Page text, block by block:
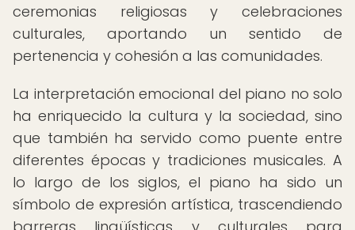
ceremonias religiosas y celebraciones
culturales, aportando un sentido de
pertenencia y cohesión a las comunidades.
La interpretación emocional del piano no solo
ha enriquecido la cultura y la sociedad, sino
que también ha servido como puente entre
diferentes épocas y tradiciones musicales. A
lo largo de los siglos, el piano ha sido un
símbolo de expresión artística, trascendiendo